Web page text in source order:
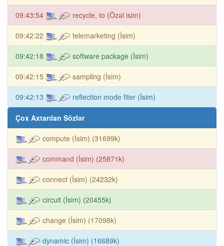
09:43:54 recycle, to (Özəl isim)
09:42:22 telemarketing (İsim)
09:42:18 software package (İsim)
09:42:15 sampling (İsim)
09:42:13 reflection mode fiter (İsim)
Çox Axtarılan Sözlər
compute (İsim) (31699k)
command (İsim) (25871k)
connect (İsim) (24232k)
circuit (İsim) (20455k)
change (İsim) (17098k)
dynamic (İsim) (16689k)